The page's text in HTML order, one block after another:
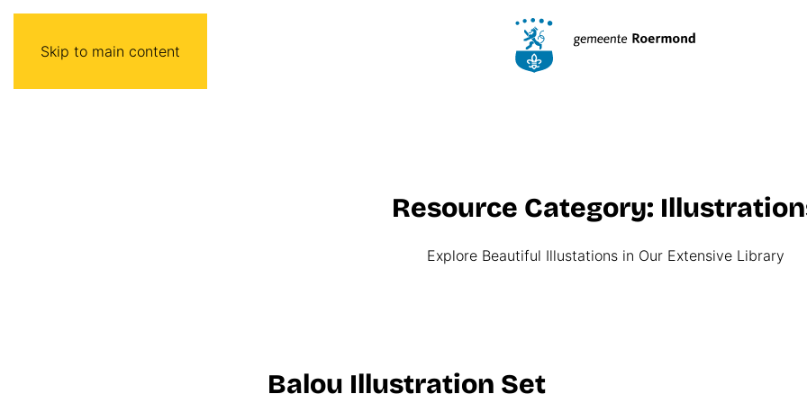
Skip to main content
Resource Category:
Explore Beautiful Illustations in Our Extensive Library
Balou Illustration Set